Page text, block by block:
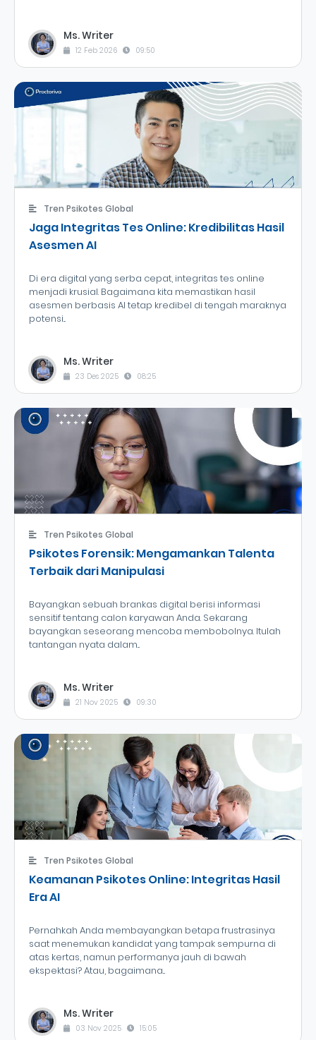
Ms. Writer
12 Feb 2026 09:50
Tren Psikotes Global
Jaga Integritas Tes Online: Kredibilitas Hasil
Asesmen AI
Di era digital yang serba cepat, integritas tes online
menjadi krusial. Bagaimana kita memastikan hasil
asesmen berbasis AI tetap kredibel di tengah maraknya
potensi...
Ms. Writer
23 Des 2025 08:25
Tren Psikotes Global
Psikotes Forensik: Mengamankan Talenta
Terbaik dari Manipulasi
Bayangkan sebuah brankas digital berisi informasi
sensitif tentang calon karyawan Anda. Sekarang
bayangkan seseorang mencoba membobolnya. Itulah
tantangan nyata dalam...
Ms. Writer
21 Nov 2025 09:30
Tren Psikotes Global
Keamanan Psikotes Online: Integritas Hasil
Era AI
Pernahkah Anda membayangkan betapa frustrasinya
saat menemukan kandidat yang tampak sempurna di
atas kertas, namun performanya jauh di bawah
ekspektasi? Atau, bagaimana...
Ms. Writer
03 Nov 2025 15:05